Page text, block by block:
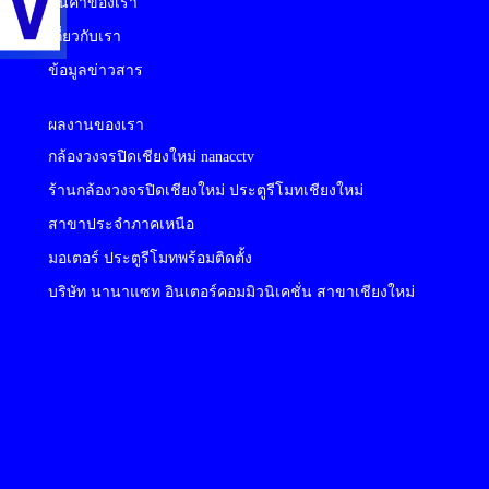
เกี่ยวกับเรา
ข้อมูลข่าวสาร
ผลงานของเรา
กล้องวงจรปิดเชียงใหม่ nanacctv
ร้านกล้องวงจรปิดเชียงใหม่ ประตูรีโมทเชียงใหม่
สาขาประจำภาคเหนือ
มอเตอร์ ประตูรีโมทพร้อมติดตั้ง
บริษัท นานาแซท อินเตอร์คอมมิวนิเคชั่น สาขาเชียงใหม่